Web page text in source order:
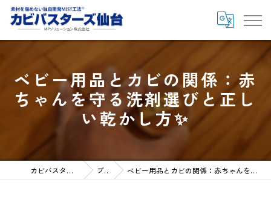
ベビー用品とカビの関係：赤
ちゃんを守る洗剤選びと正し
い乾かし方✨
カビバスターズ仙台HOME ブログ ベビー用品とカビの関係：赤ちゃんを守る洗剤選びと正しい乾かし方✨